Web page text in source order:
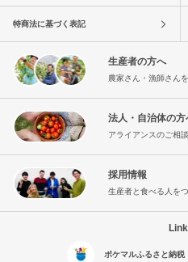
特商法に基づく表記
生産者の方へ
農家さん・漁師さん
法人・自治体の方
アライアンスのご相
採用情報
生産者と食べる人を
ポケマルふるさと納税